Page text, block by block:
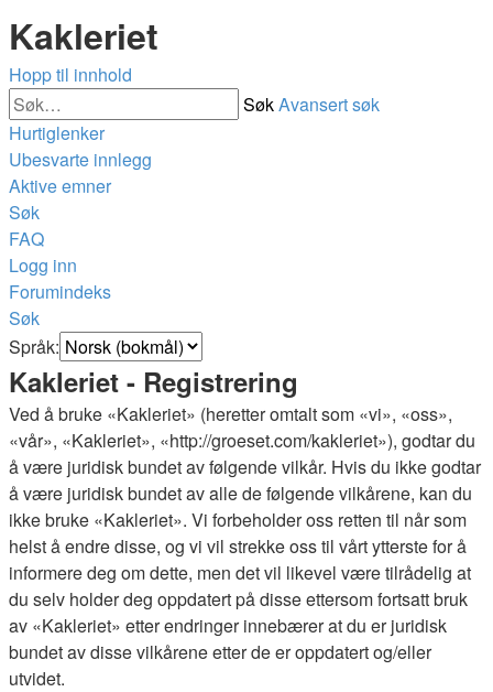
Kakleriet
Hopp til innhold
SøkAvansert søk
Hurtiglenker
Ubesvarte innlegg
Aktive emner
Søk
FAQ
Logg inn
Forumindeks
Søk
Språk:
Kakleriet - Registrering
Ved å bruke «Kakleriet» (heretter omtalt som «vi», «oss»,
«vår», «Kakleriet», «http://groeset.com/kakleriet»), godtar du
å være juridisk bundet av følgende vilkår. Hvis du ikke godtar
å være juridisk bundet av alle de følgende vilkårene, kan du
ikke bruke «Kakleriet». Vi forbeholder oss retten til når som
helst å endre disse, og vi vil strekke oss til vårt ytterste for å
informere deg om dette, men det vil likevel være tilrådelig at
du selv holder deg oppdatert på disse ettersom fortsatt bruk
av «Kakleriet» etter endringer innebærer at du er juridisk
bundet av disse vilkårene etter de er oppdatert og/eller
utvidet.